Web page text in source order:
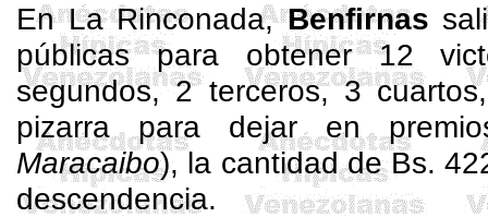
En La Rinconada,Benfirnas
públicas para obtener 12
segundos, 2 terceros, 3
pizarra para dejar en
Maracaibo), la cantidad de Bs.
descendencia.